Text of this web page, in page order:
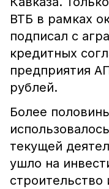
ВТБ в рамках
подписал с
кредитных
предприятия
рублей.
Более
текущей
ушло на